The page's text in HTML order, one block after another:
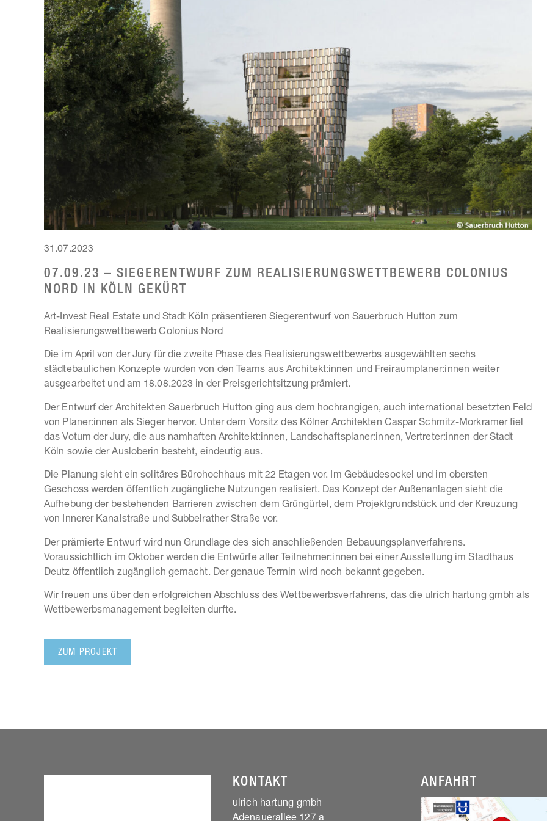
31.07.2023
07.09.23 – SIEGERENTWURF ZUM REALISIERUNGSWETTBEWERB COLONIUS
NORD IN KÖLN GEKÜRT
Art-Invest Real Estate und Stadt Köln präsentieren Siegerentwurf von Sauerbruch Hutton zum
Realisierungswettbewerb Colonius Nord
Die im April von der Jury für die zweite Phase des Realisierungswettbewerbs ausgewählten sechs
städtebaulichen Konzepte wurden von den Teams aus Architekt:innen und Freiraumplaner:innen weiter
ausgearbeitet und am 18.08.2023 in der Preisgerichtsitzung prämiert.
Der Entwurf der Architekten Sauerbruch Hutton ging aus dem hochrangigen, auch international besetzten Feld
von Planer:innen als Sieger hervor. Unter dem Vorsitz des Kölner Architekten Caspar Schmitz-Morkramer fiel
das Votum der Jury, die aus namhaften Architekt:innen, Landschaftsplaner:innen, Vertreter:innen der Stadt
Köln sowie der Ausloberin besteht, eindeutig aus.
Die Planung sieht ein solitäres Bürohochhaus mit 22 Etagen vor. Im Gebäudesockel und im obersten
Geschoss werden öffentlich zugängliche Nutzungen realisiert. Das Konzept der Außenanlagen sieht die
Aufhebung der bestehenden Barrieren zwischen dem Grüngürtel, dem Projektgrundstück und der Kreuzung
von Innerer Kanalstraße und Subbelrather Straße vor.
Der prämierte Entwurf wird nun Grundlage des sich anschließenden Bebauungsplanverfahrens.
Voraussichtlich im Oktober werden die Entwürfe aller Teilnehmer:innen bei einer Ausstellung im Stadthaus
Deutz öffentlich zugänglich gemacht. Der genaue Termin wird noch bekannt gegeben.
Wir freuen uns über den erfolgreichen Abschluss des Wettbewerbsverfahrens, das die ulrich hartung gmbh als
Wettbewerbsmanagement begleiten durfte.
ZUM PROJEKT
KONTAKT
ulrich hartung gmbh
Adenauerallee 127 a
ANFAHRT